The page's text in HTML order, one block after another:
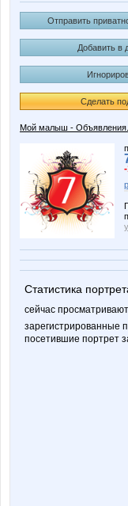
Отправить
Добавить в
Сделать
Мой малыш -
Статистика
сейчас
зарегистрированные
посетившие портрет